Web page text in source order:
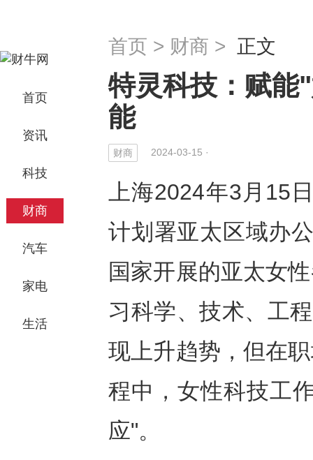
首页
资讯
科技
财商
汽车
家电
生活
首页 > 财商 > 正文
特灵科技：赋能
能
财商 2024-03-15 ·
上海2024年3月15
计划署亚太区域办
国家开展的亚太女
习科学、技术、工
现上升趋势，但在
程中，女性科技工
应"。